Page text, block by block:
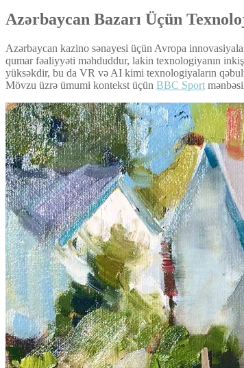
Azərbaycan Bazarı Üçün
Azərbaycan kazino sənayesi üçün Avropa
qumar fəaliyyəti məhduddur, lakin texnologiyanın
yüksəkdir, bu da VR və AI kimi texnologiyaların
Mövzu üzrə ümumi kontekst üçün BBC Sport